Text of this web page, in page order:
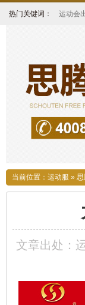
热门关键词： 运动会
当前位置： 运动服 »
文章出处：